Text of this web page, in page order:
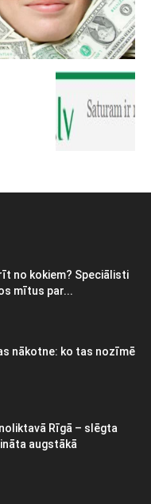
no kokiem? Speciālisti
mītus par...
nākotne: ko tas nozīmē
Rīgā – slēgta
augstākā